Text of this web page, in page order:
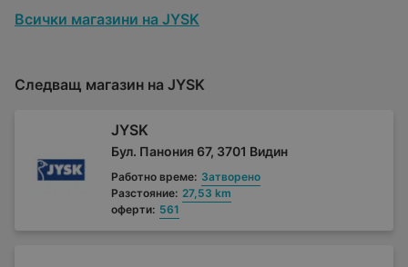
Всички магазини на JYSK
Следващ магазин на JYSK
JYSK
Бул. Панония 67, 3701 Видин
Работно време: Затворено
Разстояние: 27,53 km
оферти: 561